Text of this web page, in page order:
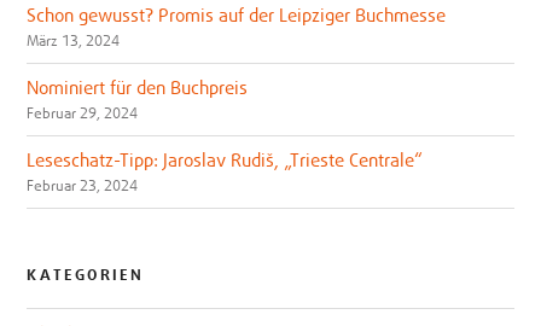
Schon gewusst? Promis auf der Leipziger Buchmesse
März 13, 2024
Nominiert für den Buchpreis
Februar 29, 2024
Leseschatz-Tipp: Jaroslav Rudiš, „Trieste Centrale“
Februar 23, 2024
KATEGORIEN